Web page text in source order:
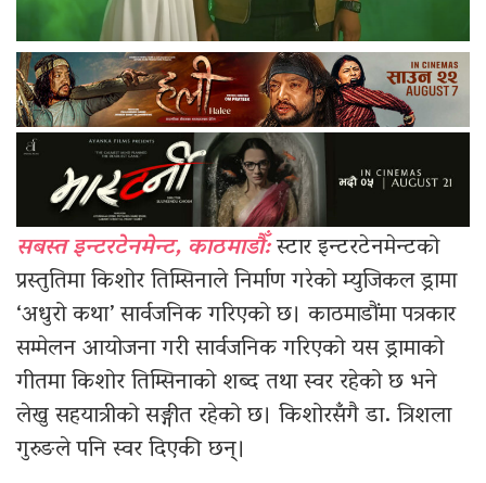
सबस्त इन्टरटेनमेन्ट, काठमाडौँ:स्टार इन्टरटेनमेन्टको
प्रस्तुतिमा किशोर तिम्सिनाले निर्माण गरेको म्युजिकल ड्रामा
‘अधुरो कथा’ सार्वजनिक गरिएको छ। काठमाडौंमा पत्रकार
सम्मेलन आयोजना गरी सार्वजनिक गरिएको यस ड्रामाको
गीतमा किशोर तिम्सिनाको शब्द तथा स्वर रहेको छ भने
लेखु सहयात्रीको सङ्गीत रहेको छ। किशोरसँगै डा. त्रिशला
गुरुङले पनि स्वर दिएकी छन्।